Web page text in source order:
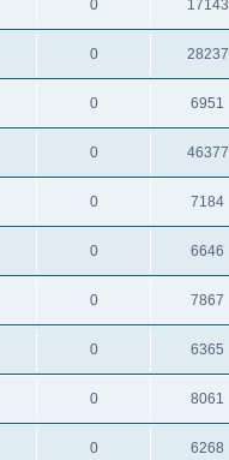
0 17143
0 28237
0 6951
0 46377
0 7184
0 6646
0 7867
0 6365
0 8061
0 6268